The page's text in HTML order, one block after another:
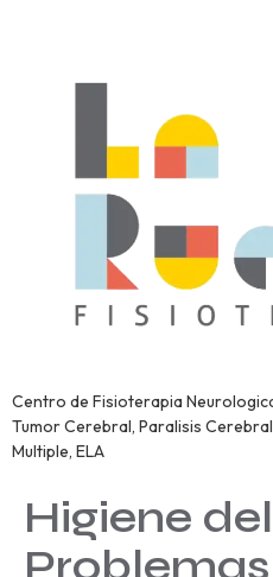
Centro de Fisioterapia
Tumor Cerebral, Paralisis
Multiple, ELA
Higiene
Problemas